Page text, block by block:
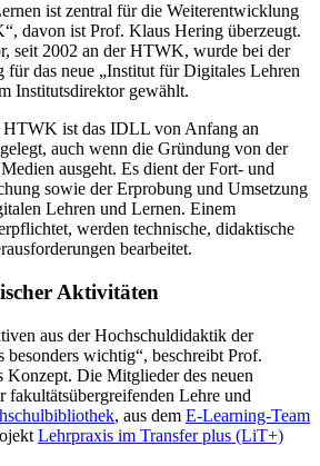
ist zentral für die Weiterentwicklung
davon ist Prof. Klaus Hering überzeugt.
seit 2002 an der HTWK, wurde bei der
für das neue „Institut für Digitales Lehren
Institutsdirektor gewählt.
HTWK ist das IDLL von Anfang an
auch wenn die Gründung von der
ausgeht. Es dient der Fort- und
sowie der Erprobung und Umsetzung
Lehren und Lernen. Einem
werden technische, didaktische
bearbeitet.
Aktivitäten
aus der Hochschuldidaktik der
wichtig“, beschreibt Prof.
Konzept. Die Mitglieder des neuen
fakultätsübergreifenden Lehre und
, aus dem E-Learning-Team
Lehrpraxis im Transfer plus (LiT+)